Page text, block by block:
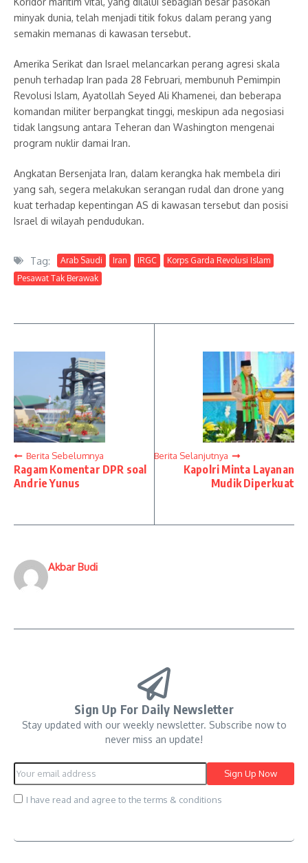
minyak dunia, telah menjadi titik fokus dalam perang yang
semakin memanas di kawasan tersebut.
Amerika Serikat dan Israel melancarkan perang agresi skala
penuh terhadap Iran pada 28 Februari, membunuh Pemimpin
Revolusi Islam, Ayatollah Seyed Ali Khamenei, dan beberapa
komandan militer berpangkat tinggi, meskipun ada negosiasi
tidak langsung antara Teheran dan Washington mengenai
program nuklir damai Iran.
Angkatan Bersenjata Iran, dalam kerangka hak membela diri
yang sah, segera melakukan serangan rudal dan drone yang
kuat terhadap kepentingan AS di kawasan tersebut dan posisi
Israel di wilayah pendudukan.
Tag: Arab Saudi Iran IRGC
Korps Garda Revolusi Islam
Pesawat Tak Berawak
Berita Sebelumnya
Ragam Komentar DPR soal
Andrie Yunus
Berita Selanjutnya
Kapolri Minta Layanan
Mudik Diperkuat
Akbar Budi
Sign Up For Daily Newsletter
Stay updated with our weekly newsletter. Subscribe now to
never miss an update!
I have read and agree to the terms & conditions